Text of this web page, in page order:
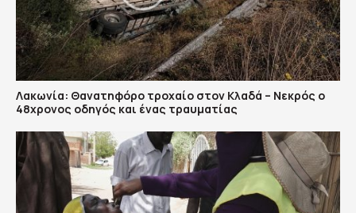
Λακωνία: Θανατηφόρο τροχαίο στον Κλαδά – Νεκρός ο
48χρονος οδηγός και ένας τραυματίας